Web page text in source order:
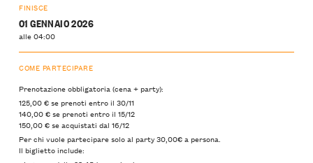
FINISCE
01 GENNAIO 2026
alle 04:00
COME PARTECIPARE
Prenotazione obbligatoria (cena + party):
125,00 € se prenoti entro il 30/11
140,00 € se prenoti entro il 15/12
150,00 € se acquistati dal 16/12
Per chi vuole partecipare solo al party 30,00€ a persona.
Il biglietto include: